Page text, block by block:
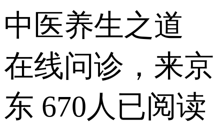
中医养生之道
在线问诊，来京
东 670人已阅读